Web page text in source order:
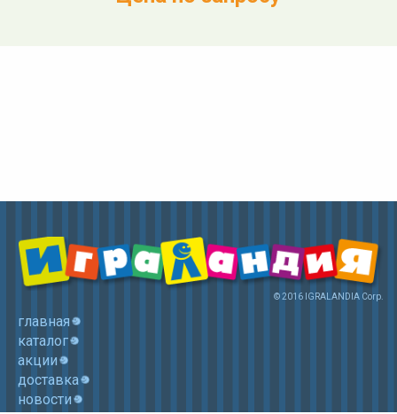
© 2016 IGRALANDIA Corp.
главная
каталог
акции
доставка
новости